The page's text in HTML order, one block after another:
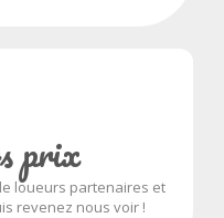
prix
loueurs partenaires et
revenez nous voir !